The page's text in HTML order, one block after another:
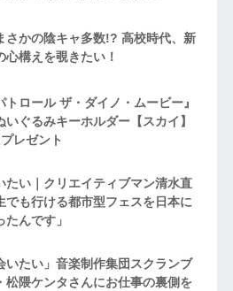
さかの陰キャ多数!? 高校時代、新
心構えを覗きたい！
トロール ザ・ダイノ・ムービー』
いぐるみキーホルダー【スカイ】
レゼント
たい｜クリエイティブマン清水直
でも行ける都市型フェスを日本に
んです」
いたい」音楽制作集団スクランブ
松隈ケンタさんにお仕事の裏側を